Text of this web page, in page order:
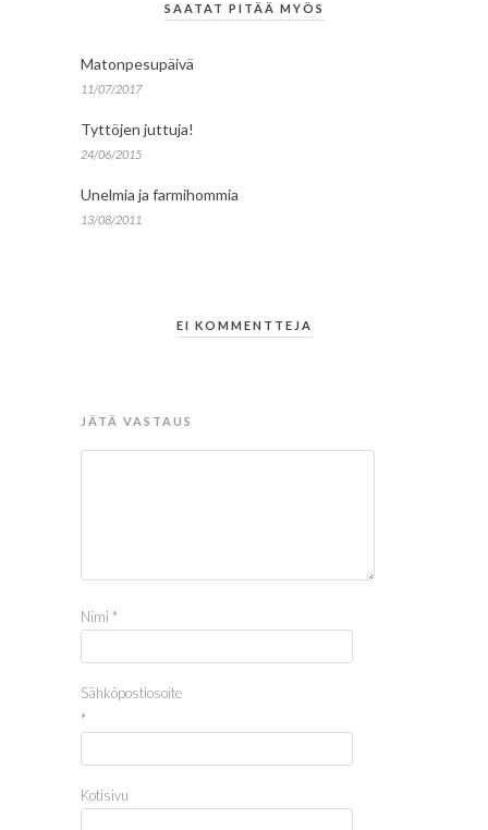
SAATAT PITÄÄ MYÖS
Matonpesupäivä
11/07/2017
Tyttöjen juttuja!
24/06/2015
Unelmia ja farmihommia
13/08/2011
EI KOMMENTTEJA
JÄTÄ VASTAUS
Nimi *
Sähköpostiosoite
*
Kotisivu